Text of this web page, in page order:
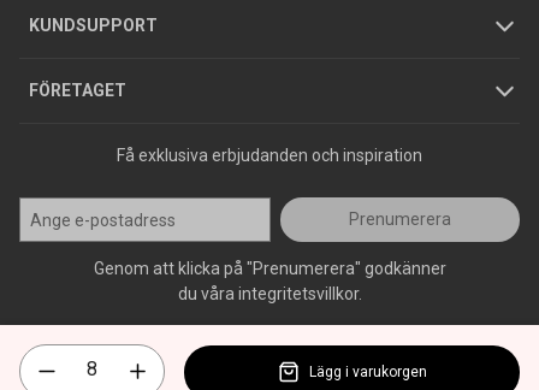
KUNDSUPPORT
Varumärken
FÖRETAGET
Jobba hos oss
Press
Få exklusiva erbjudanden och inspiration
Prenumerera
Genom att klicka på "Prenumerera" godkänner
du våra integritetsvillkor.
Lägg i varukorgen